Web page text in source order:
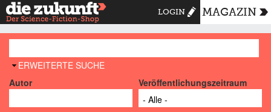
LOGIN MAGAZIN
AUSBLENDEN
ERWEITERTE SUCHE
Autor
Veröffentlichungszeitraum